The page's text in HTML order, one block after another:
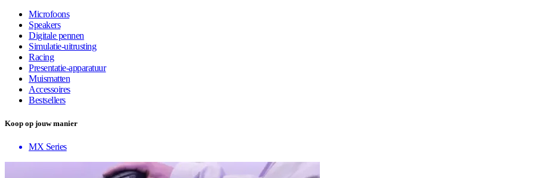
Microfoons
Speakers
Digitale pennen
Simulatie-uitrusting
Racing
Presentatie-apparatuur
Muismatten
Accessoires
Bestsellers
Koop op jouw manier
MX Series